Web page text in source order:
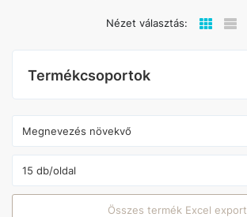
Nézet választás:
Termékcsoportok
Összes termék Excel export